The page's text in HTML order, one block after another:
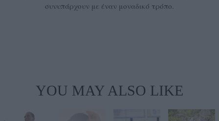
συνυπάρχουν με έναν μοναδικό τρόπο.
YOU MAY ALSO LIKE